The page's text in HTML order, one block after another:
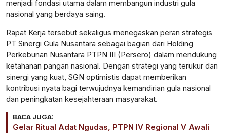
menjadi fondasi utama dalam membangun industri gula
nasional yang berdaya saing.
Rapat Kerja tersebut sekaligus menegaskan peran strategis
PT Sinergi Gula Nusantara sebagai bagian dari Holding
Perkebunan Nusantara PTPN III (Persero) dalam mendukung
ketahanan pangan nasional. Dengan strategi yang terukur dan
sinergi yang kuat, SGN optimistis dapat memberikan
kontribusi nyata bagi terwujudnya kemandirian gula nasional
dan peningkatan kesejahteraan masyarakat.
BACA JUGA:
Gelar Ritual Adat Ngudas, PTPN IV Regional V Awali